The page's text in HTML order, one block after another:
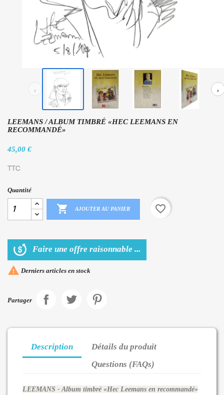
‹ ›
LEEMANS / ALBUM TIMBRÉ «HEC LEEMANS EN
RECOMMANDÉ»
45,00 €
TTC
Quantité
 AJOUTER AU PANIER favorite_border
Faire une offre raisonnable ...
 Derniers articles en stock
Partager
Description
Détails du produit
Questions (FAQs)
LEEMANS - Album timbré «Hec Leemans en recommandé»